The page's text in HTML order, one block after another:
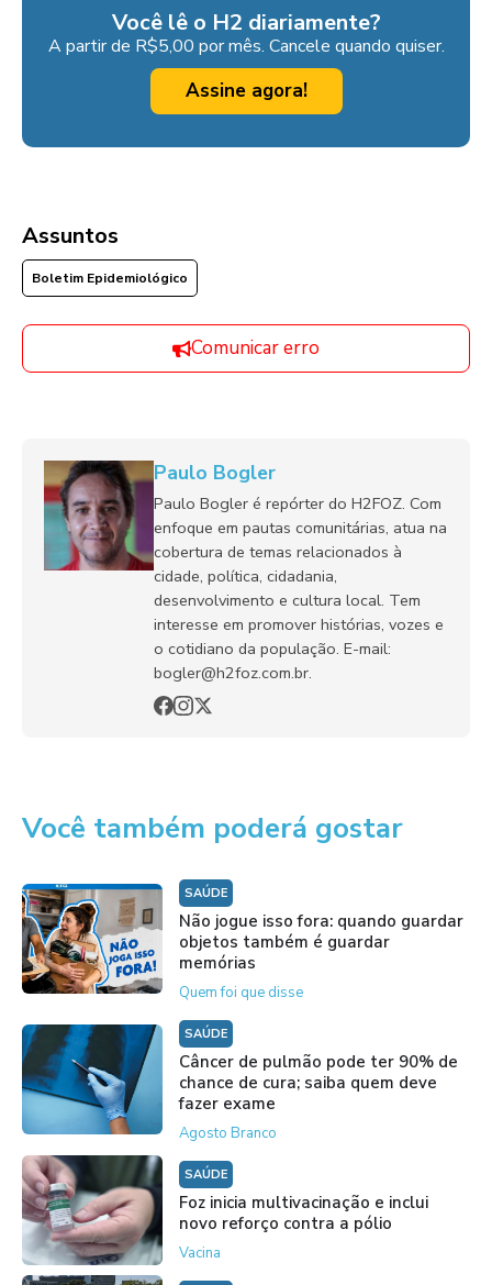
Você lê o H2 diariamente?
A partir de R$5,00 por mês. Cancele quando quiser.
Assine agora!
Assuntos
Boletim Epidemiológico
Comunicar erro
Paulo Bogler
Paulo Bogler é repórter do H2FOZ. Com
enfoque em pautas comunitárias, atua na
cobertura de temas relacionados à
cidade, política, cidadania,
desenvolvimento e cultura local. Tem
interesse em promover histórias, vozes e
o cotidiano da população. E-mail:
bogler@h2foz.com.br.
Você também poderá gostar
SAÚDE
Não jogue isso fora: quando guardar
objetos também é guardar
memórias
Quem foi que disse
SAÚDE
Câncer de pulmão pode ter 90% de
chance de cura; saiba quem deve
fazer exame
Agosto Branco
SAÚDE
Foz inicia multivacinação e inclui
novo reforço contra a pólio
Vacina